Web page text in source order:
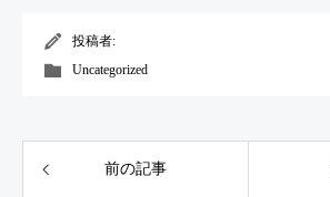
投稿者:
Uncategorized
前の記事